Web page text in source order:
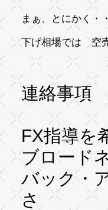
まぁ、とにかく
下げ相場では 空
連絡事
FX指導を
ブロード
バック・
さ